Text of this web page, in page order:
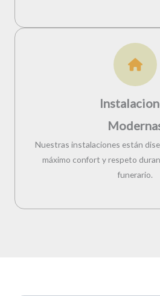
Nuestras instalaciones están
máximo confort y respeto
funerario.